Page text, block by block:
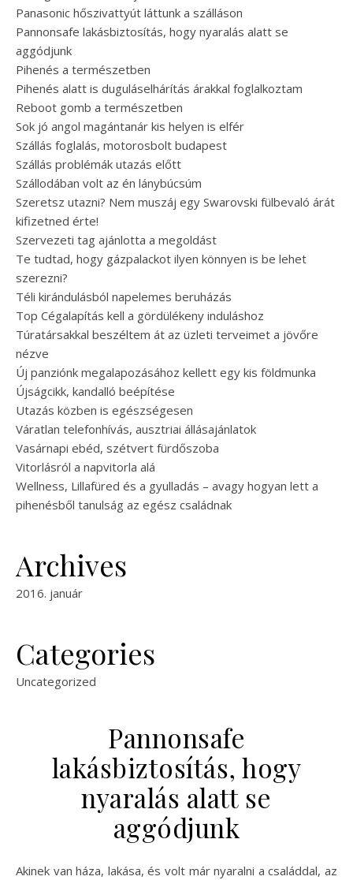
Panasonic hőszivattyút láttunk a szálláson
Pannonsafe lakásbiztosítás, hogy nyaralás alatt se
aggódjunk
Pihenés a természetben
Pihenés alatt is duguláselhárítás árakkal foglalkoztam
Reboot gomb a természetben
Sok jó angol magántanár kis helyen is elfér
Szállás foglalás, motorosbolt budapest
Szállás problémák utazás előtt
Szállodában volt az én lánybúcsúm
Szeretsz utazni? Nem muszáj egy Swarovski fülbevaló árát
kifizetned érte!
Szervezeti tag ajánlotta a megoldást
Te tudtad, hogy gázpalackot ilyen könnyen is be lehet
szerezni?
Téli kirándulásból napelemes beruházás
Top Cégalapítás kell a gördülékeny induláshoz
Túratársakkal beszéltem át az üzleti terveimet a jövőre
nézve
Új panziónk megalapozásához kellett egy kis földmunka
Újságcikk, kandalló beépítése
Utazás közben is egészségesen
Váratlan telefonhívás, ausztriai állásajánlatok
Vasárnapi ebéd, szétvert fürdőszoba
Vitorlásról a napvitorla alá
Wellness, Lillafüred és a gyulladás – avagy hogyan lett a
pihenésből tanulság az egész családnak
Archives
2016. január
Categories
Uncategorized
Pannonsafe
lakásbiztosítás, hogy
nyaralás alatt se
aggódjunk
Akinek van háza, lakása, és volt már nyaralni a családdal, az